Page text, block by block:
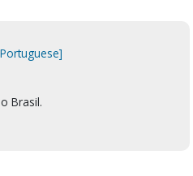
Brasil.